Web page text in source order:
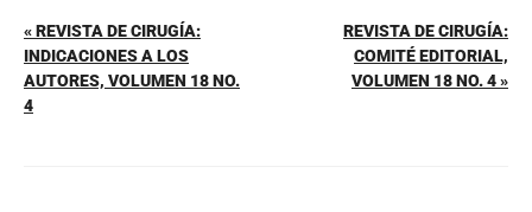
« REVISTA DE CIRUGÍA:
INDICACIONES A LOS
AUTORES, VOLUMEN 18 NO.
4
REVISTA DE CIRUGÍA:
COMITÉ EDITORIAL,
VOLUMEN 18 NO. 4 »